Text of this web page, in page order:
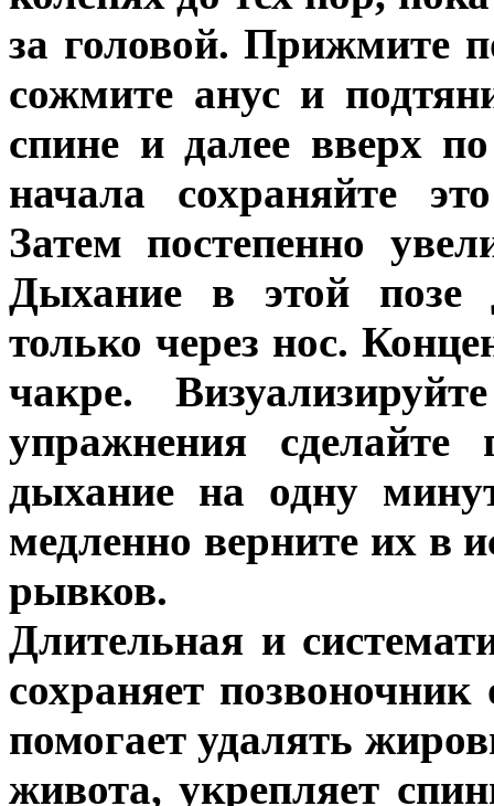
за головой. Прижмите
сожмите анус и
спине и далее вверх
начала сохраняйте
Затем постепенно
Дыхание в этой
только через нос.
чакре.
упражнения сделайте
дыхание на одну
медленно верните их в
рывков.
Длительная и
сохраняет
помогает удалять
живота, укрепляет